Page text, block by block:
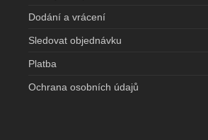
Dodání a vrácení
Sledovat objednávku
Platba
Ochrana osobních údajů